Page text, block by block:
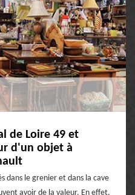
de Loire 49 et
d'un objet à
dans le grenier et dans la cave
avoir de la valeur. En effet,